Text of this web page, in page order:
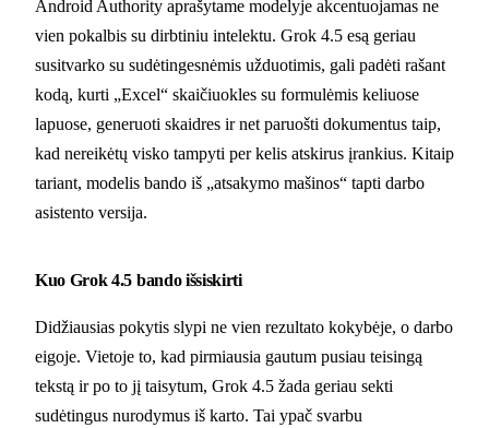
Android Authority aprašytame modelyje akcentuojamas ne
vien pokalbis su dirbtiniu intelektu. Grok 4.5 esą geriau
susitvarko su sudėtingesnėmis užduotimis, gali padėti rašant
kodą, kurti „Excel“ skaičiuokles su formulėmis keliuose
lapuose, generuoti skaidres ir net paruošti dokumentus taip,
kad nereikėtų visko tampyti per kelis atskirus įrankius. Kitaip
tariant, modelis bando iš „atsakymo mašinos“ tapti darbo
asistento versija.
Kuo Grok 4.5 bando išsiskirti
Didžiausias pokytis slypi ne vien rezultato kokybėje, o darbo
eigoje. Vietoje to, kad pirmiausia gautum pusiau teisingą
tekstą ir po to jį taisytum, Grok 4.5 žada geriau sekti
sudėtingus nurodymus iš karto. Tai ypač svarbu